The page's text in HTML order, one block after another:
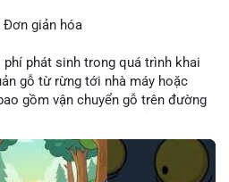
Đơn giản hóa
phát sinh trong quá trình khai
gỗ từ rừng tới nhà máy hoặc
gồm vận chuyển gỗ trên đường
rõ chi phí đẩy giúp doanh nghiệp
cung ứng và kiểm soát lợi nhuận.